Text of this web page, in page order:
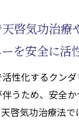
啓気功治療
を安全に活
性化するクン
うため、安全
啓気功治療法